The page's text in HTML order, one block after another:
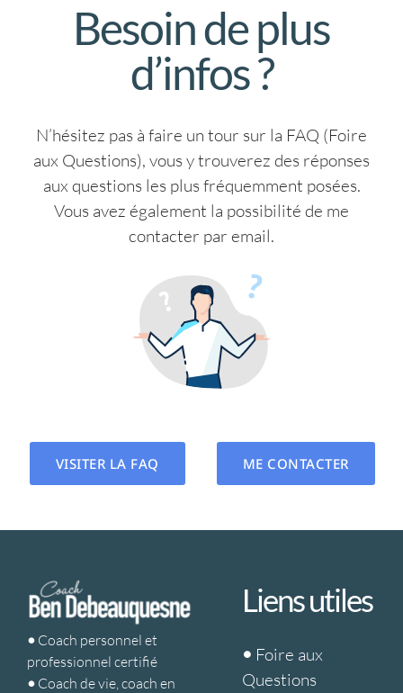
Besoin de plus
d’infos ?
N’hésitez pas à faire un tour sur la FAQ (Foire
aux Questions), vous y trouverez des réponses
aux questions les plus fréquemment posées.
Vous avez également la possibilité de me
contacter par email.
VISITER LA FAQ ME CONTACTER
•Coach personnel et
professionnel certifié
•Coach de vie, coach en
Liens utiles
• Foire aux
Questions